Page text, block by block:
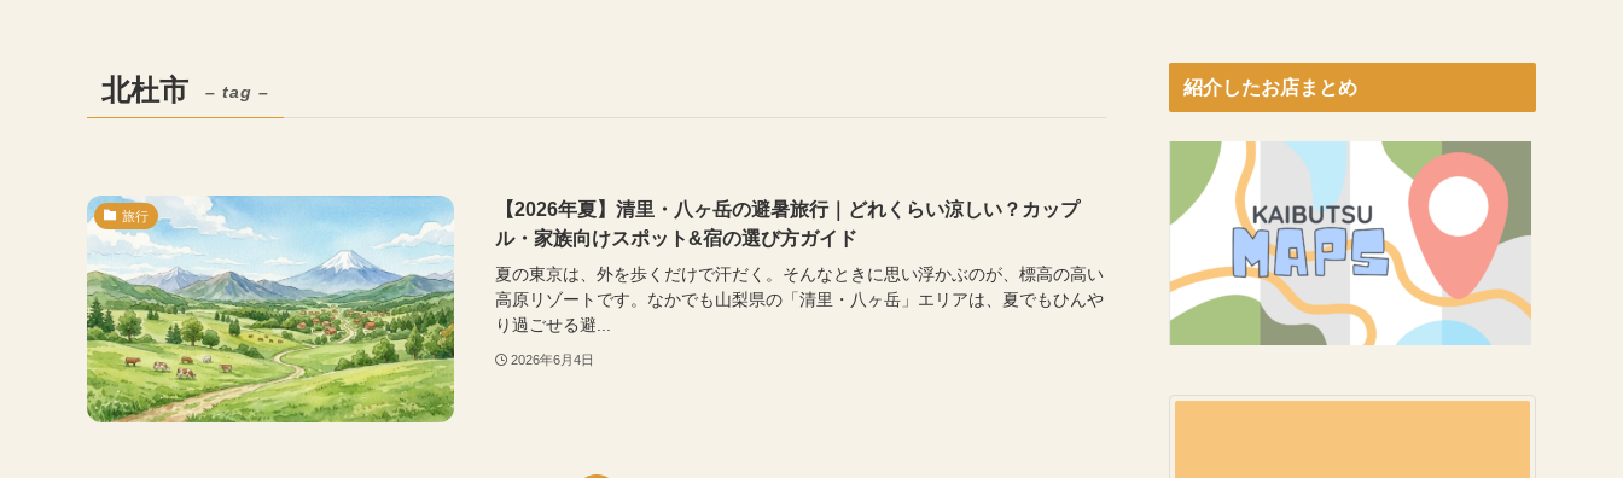
北杜市 – tag –
旅行
【2026年夏】清里・八ヶ岳の避暑旅行｜どれくらい涼しい？カップ
ル・家族向けスポット&宿の選び方ガイド
夏の東京は、外を歩くだけで汗だく。そんなときに思い浮かぶのが、標高の高い
高原リゾートです。なかでも山梨県の「清里・八ヶ岳」エリアは、夏でもひんや
り過ごせる避...
2026年6月4日
紹介したお店まとめ